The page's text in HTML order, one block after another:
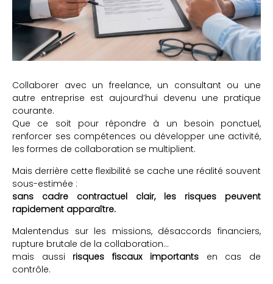
Collaborer avec un freelance, un consultant ou une
autre entreprise est aujourd’hui devenu une pratique
courante.
Que ce soit pour répondre à un besoin ponctuel,
renforcer ses compétences ou développer une activité,
les formes de collaboration se multiplient.
Mais derrière cette flexibilité se cache une réalité souvent
sous-estimée :
sans cadre contractuel clair, les risques peuvent
rapidement apparaître.
Malentendus sur les missions, désaccords financiers,
rupture brutale de la collaboration…
mais aussi risques fiscaux importantsen cas de
contrôle.